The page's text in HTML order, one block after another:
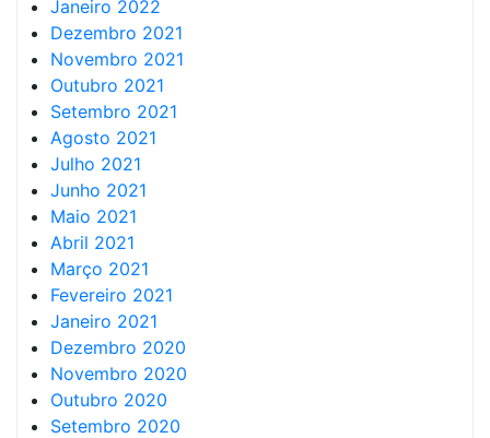
Janeiro 2022
Dezembro 2021
Novembro 2021
Outubro 2021
Setembro 2021
Agosto 2021
Julho 2021
Junho 2021
Maio 2021
Abril 2021
Março 2021
Fevereiro 2021
Janeiro 2021
Dezembro 2020
Novembro 2020
Outubro 2020
Setembro 2020